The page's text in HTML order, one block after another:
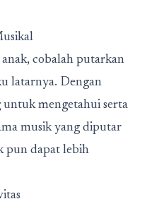
cobalah putarkan
latarnya. Dengan
mengetahui serta
musik yang diputar
pun dapat lebih